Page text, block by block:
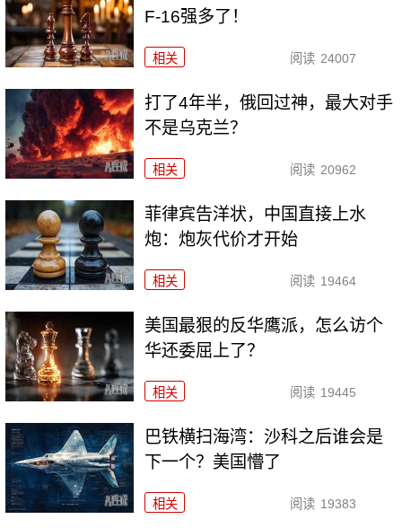
F-16强多了！
相关 阅读 24007
打了4年半，俄回过神，最大对手
不是乌克兰？
相关 阅读 20962
菲律宾告洋状，中国直接上水
炮：炮灰代价才开始
相关 阅读 19464
美国最狠的反华鹰派，怎么访个
华还委屈上了？
相关 阅读 19445
巴铁横扫海湾：沙科之后谁会是
下一个？美国懵了
相关 阅读 19383